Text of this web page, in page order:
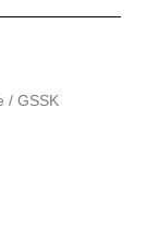
/ GSSK